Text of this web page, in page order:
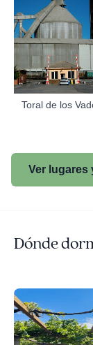
Toral de los
Ver lugares
Dónde